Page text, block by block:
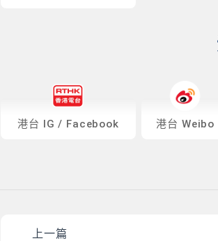
港台 IG / Facebook 港台 Weibo
上一篇